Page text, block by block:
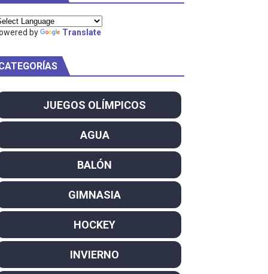
dominan el Europeo
se reparten el botín y Caetano Horta y Rodrigo Conde
decacampeonas y quinto oro consecutivo
Champion
del mundo. Bronces para David Llorente y Miren
en Redemption. Andrade campeón Nacional
los más laureados
by Translate
JUEGOS OLÍMPICOS
AGUA
BALÓN
GIMNASIA
HOCKEY
INVIERNO